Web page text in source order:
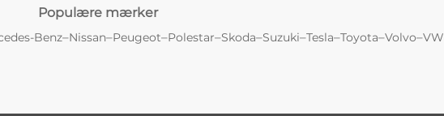
Populære mærker
Benz–Nissan–Peugeot–Polestar–Skoda–Suzuki–Tesla–Toyota–Volvo–VW